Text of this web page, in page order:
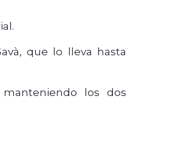
que lo lleva hasta
los dos